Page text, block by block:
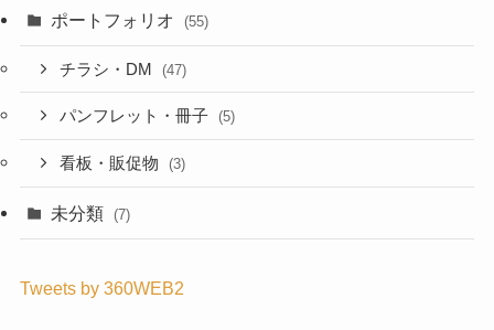
ポートフォリオ (55)
チラシ・DM (47)
パンフレット・冊子 (5)
看板・販促物 (3)
未分類 (7)
Tweets by 360WEB2